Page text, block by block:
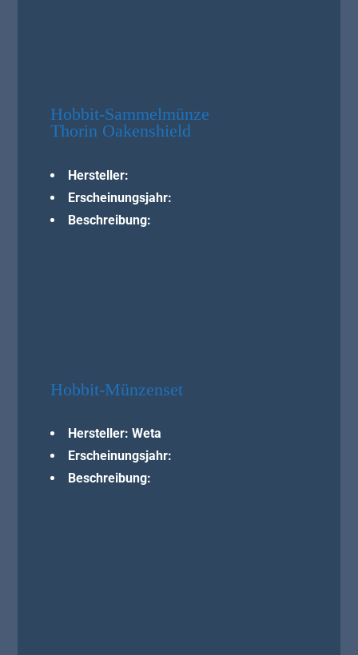
Hobbit-Sammelmünze
Thorin Oakenshield
Hersteller:
Erscheinungsjahr:
Beschreibung:
Hobbit-Münzenset
Hersteller: Weta
Erscheinungsjahr:
Beschreibung: